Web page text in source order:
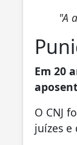
"A
Em 20
O CNJ
juízes e